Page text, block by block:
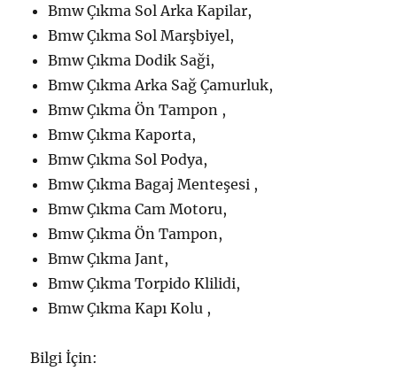
Bmw Çıkma Sol Arka Kapilar,
Bmw Çıkma Sol Marşbiyel,
Bmw Çıkma Dodik Saği,
Bmw Çıkma Arka Sağ Çamurluk,
Bmw Çıkma Ön Tampon ,
Bmw Çıkma Kaporta,
Bmw Çıkma Sol Podya,
Bmw Çıkma Bagaj Menteşesi ,
Bmw Çıkma Cam Motoru,
Bmw Çıkma Ön Tampon,
Bmw Çıkma Jant,
Bmw Çıkma Torpido Klilidi,
Bmw Çıkma Kapı Kolu ,
Bilgi İçin: